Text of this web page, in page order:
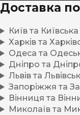
Доставка по
Київ та
Харків та
Одеса та
Дніпро та
Львів та
Запоріжжя та
Вінниця та
Миколаїв та